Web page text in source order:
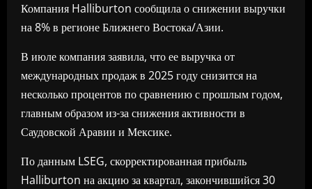
Компания Halliburton сообщила о снижении выручки
на 8% в регионе Ближнего Востока/Азии.
В июле компания заявила, что ее выручка от
международных продаж в 2025 году снизится на
несколько процентов по сравнению с прошлым годом,
главным образом из-за снижения активности в
Саудовской Аравии и Мексике.
По данным LSEG, скорректированная прибыль
Halliburton на акцию за квартал, закончившийся 30